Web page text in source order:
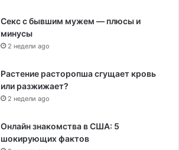
Секс с бывшим мужем — плюсы и
минусы
2 недели ago
Растение расторопша сгущает кровь
или разжижает?
2 недели ago
Онлайн знакомства в США: 5
шокирующих фактов